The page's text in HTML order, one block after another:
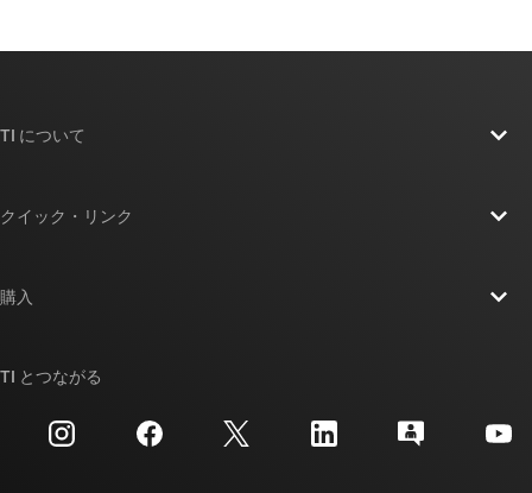
TI について
投資家向け情報
クイック・リンク
クロスリファレンス検索
カスタマー・サポート・センター
購入
TI とつながる